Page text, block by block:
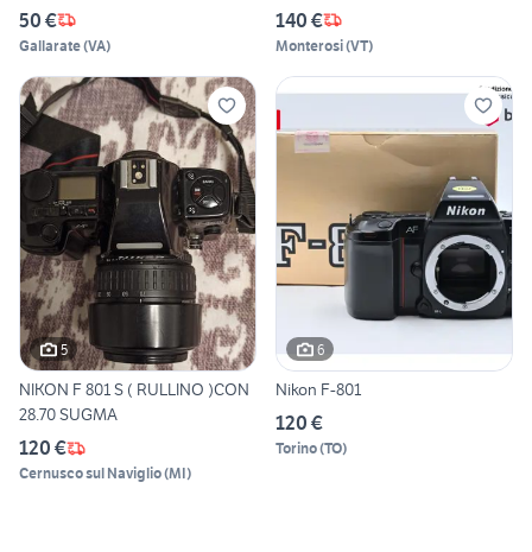
50 €
Gallarate(VA)
140 €
Monterosi(VT)
5
NIKON F 801 S ( RULLINO )CON
28.70 SUGMA
120 €
Cernusco sul Naviglio(MI)
6
Nikon F-801
120 €
Torino(TO)